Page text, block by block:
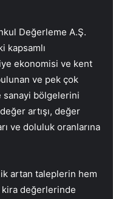
Değerleme A.Ş.
kapsamlı
ekonomisi ve kent
ve pek çok
sanayi bölgelerini
artışı, değer
ve doluluk oranlarına
artan taleplerin hem
kira değerlerinde